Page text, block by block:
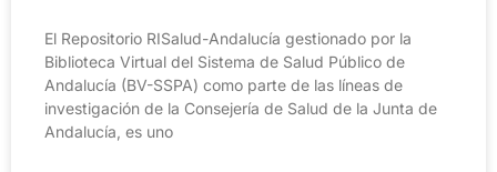
El Repositorio RISalud-Andalucía gestionado por la
Biblioteca Virtual del Sistema de Salud Público de
Andalucía (BV-SSPA) como parte de las líneas de
investigación de la Consejería de Salud de la Junta de
Andalucía, es uno